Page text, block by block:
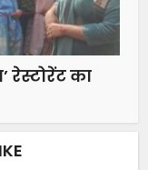
रेस्टोरेंट का